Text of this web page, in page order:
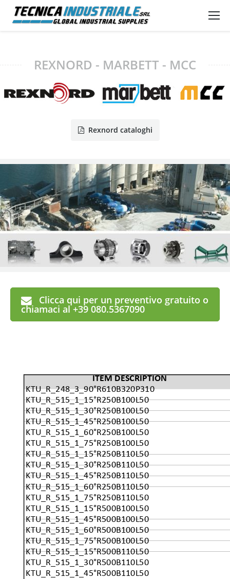
REXNORD - MARBETT - MCC
Rexnord cataloghi
Clicca qui per un preventivo gratuito o
chiamaci al +39 080.5367090
ITEM DESCRIPTION
KTU_R_248_3_90°R610B320P310
KTU_R_515_1_15°R250B100L50
KTU_R_515_1_30°R250B100L50
KTU_R_515_1_45°R250B100L50
KTU_R_515_1_60°R250B100L50
KTU_R_515_1_75°R250B100L50
KTU_R_515_1_15°R250B110L50
KTU_R_515_1_30°R250B110L50
KTU_R_515_1_45°R250B110L50
KTU_R_515_1_60°R250B110L50
KTU_R_515_1_75°R250B110L50
KTU_R_515_1_15°R500B100L50
KTU_R_515_1_45°R500B100L50
KTU_R_515_1_60°R500B100L50
KTU_R_515_1_75°R500B100L50
KTU_R_515_1_15°R500B110L50
KTU_R_515_1_30°R500B110L50
KTU_R_515_1_45°R500B110L50